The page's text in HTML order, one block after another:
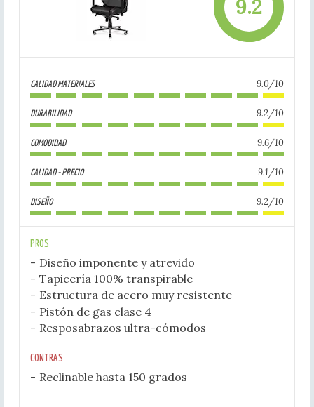
9.2
CALIDAD MATERIALES 9.0/10
DURABILIDAD 9.2/10
COMODIDAD 9.6/10
CALIDAD - PRECIO 9.1/10
DISEÑO 9.2/10
PROS
Diseño imponente y atrevido
Tapicería 100% transpirable
Estructura de acero muy resistente
Pistón de gas clase 4
Resposabrazos ultra-cómodos
CONTRAS
Reclinable hasta 150 grados